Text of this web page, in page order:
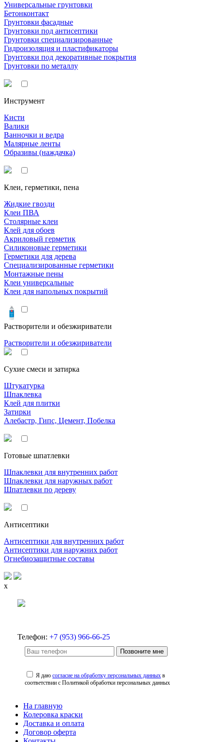
Универсальные грунтовки
Бетонконтакт
Грунтовки фасадные
Грунтовки под антисептики
Грунтовки специализированные
Гидроизоляция и пластификаторы
Грунтовки под декоративные покрытия
Грунтовки по металлу
Инструмент
Кисти
Валики
Ванночки и ведра
Малярные ленты
Образивы (наждачка)
Клеи, герметики, пена
Жидкие гвозди
Клеи ПВА
Столярные клеи
Клей для обоев
Акриловый герметик
Силиконовые герметики
Герметики для дерева
Специализированные герметики
Монтажные пены
Клеи универсальные
Клеи для напольных покрытий
Растворители и обезжириватели
Растворители и обезжириватели
Сухие смеси и затирка
Штукатурка
Шпаклевка
Клей для плитки
Затирки
Алебастр, Гипс, Цемент, Побелка
Готовые шпатлевки
Шпаклевки для внутренних работ
Шпаклевки для наружных работ
Шпатлевки по дереву
Антисептики
Антисептики для внутренних работ
Антисептики для наружних работ
Огнебиозащитные составы
x
Телефон: +7 (953) 966-66-25
Позвоните мне
Я даюсогласие на обработку персональных данных в
соответствии с Политикой обработки персональных данных
На главную
Колеровка краски
Доставка и оплата
Договор оферта